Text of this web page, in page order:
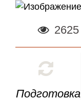
2625
Подготовка